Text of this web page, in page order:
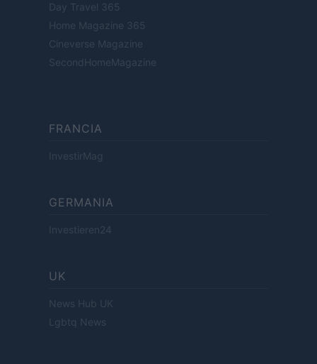
Day Travel 365
Home Magazine 365
Cineverse Magazine
SecondHomeMagazine
FRANCIA
InvestirMag
GERMANIA
Investieren24
UK
News Hub UK
Lgbtq News